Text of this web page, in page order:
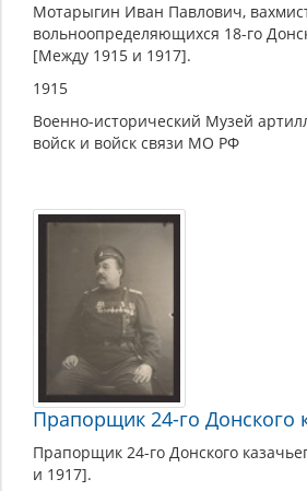
Мотарыгин Иван Павлович,
вольноопределяющихся 18-го
[Между 1915 и 1917].
1915
Военно-исторический Музей
войск и войск связи МО РФ
Прапорщик 24-го Донского
Прапорщик 24-го Донского
и 1917].